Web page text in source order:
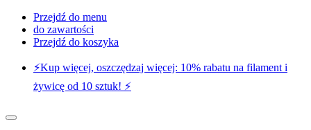
Przejdź do menu
do zawartości
Przejdź do koszyka
⚡️Kup więcej, oszczędzaj więcej: 10% rabatu na filament i
żywicę od 10 sztuk! ⚡️